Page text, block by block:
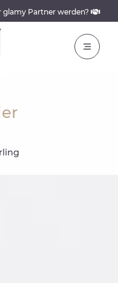
glamy Partner werden?